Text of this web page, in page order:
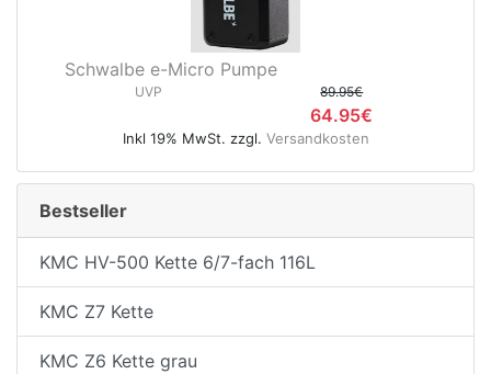
Schwalbe e-Micro Pumpe
UVP 89.95€
64.95€
Inkl 19% MwSt. zzgl. Versandkosten
Bestseller
KMC HV-500 Kette 6/7-fach 116L
KMC Z7 Kette
KMC Z6 Kette grau